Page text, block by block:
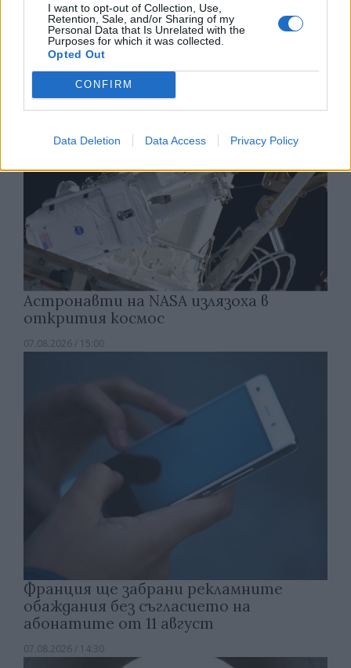
I want to opt-out of Collection, Use,
Retention, Sale, and/or Sharing of my
Personal Data that Is Unrelated with the
Purposes for which it was collected.
Opted Out
CONFIRM
Data Deletion Data Access Privacy Policy
Изкуствен интелект за първи път
създаде нови жизнеспособни вируси
07.08.2026 / 15:30
Астронавти на NASA излязоха в
открития космос
07.08.2026 / 15:00
Франция ще забрани рекламните
обаждания без съгласието на
абонатите от 11 август
07.08.2026 / 14:30